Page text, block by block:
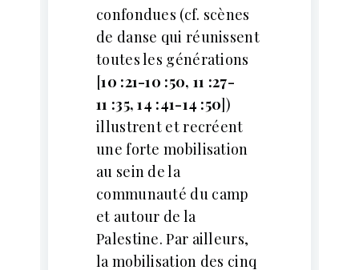
confondues (cf. scènes
de danse qui réunissent
toutes les générations
[10 :21-10 :50, 11 :27-
11 :35, 14 :41-14 :50])
illustrent et recréent
une forte mobilisation
au sein de la
communauté du camp
et autour de la
Palestine. Par ailleurs,
la mobilisation des cinq